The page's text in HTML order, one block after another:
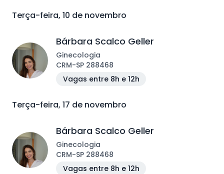
Terça-feira, 10 de novembro
Bárbara Scalco Geller
Ginecologia
CRM-SP 288468
Vagas entre 8h e 12h
Terça-feira, 17 de novembro
Bárbara Scalco Geller
Ginecologia
CRM-SP 288468
Vagas entre 8h e 12h